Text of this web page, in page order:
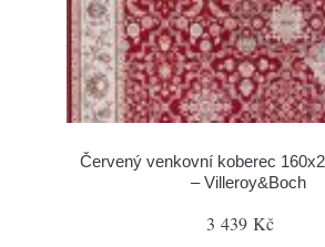
Červený venkovní koberec
– Villeroy&Boch
3 439 Kč